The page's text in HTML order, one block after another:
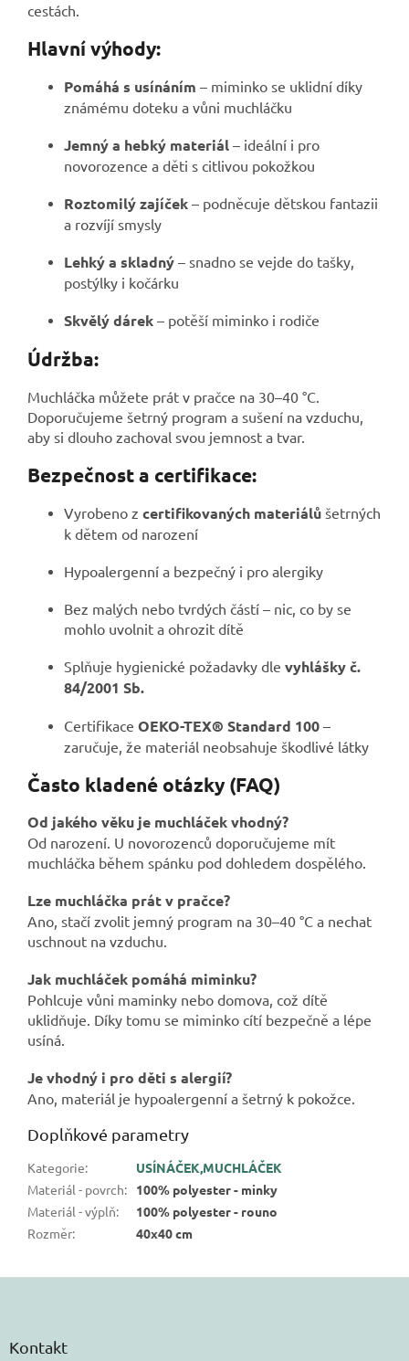
cestách.
Hlavní výhody:
Pomáhá s usínáním – miminko se uklidní díky
známému doteku a vůni muchláčku
Jemný a hebký materiál – ideální i pro
novorozence a děti s citlivou pokožkou
Roztomilý zajíček – podněcuje dětskou fantazii
a rozvíjí smysly
Lehký a skladný – snadno se vejde do tašky,
postýlky i kočárku
Skvělý dárek – potěší miminko i rodiče
Údržba:
Muchláčka můžete prát v pračce na 30–40 °C.
Doporučujeme šetrný program a sušení na vzduchu,
aby si dlouho zachoval svou jemnost a tvar.
Bezpečnost a certifikace:
Vyrobeno z certifikovaných materiálů šetrných
k dětem od narození
Hypoalergenní a bezpečný i pro alergiky
Bez malých nebo tvrdých částí – nic, co by se
mohlo uvolnit a ohrozit dítě
Splňuje hygienické požadavky dle vyhlášky č.
84/2001 Sb.
Certifikace OEKO-TEX® Standard 100 –
zaručuje, že materiál neobsahuje škodlivé látky
Často kladené otázky (FAQ)
Od jakého věku je muchláček vhodný?
Od narození. U novorozenců doporučujeme mít
muchláčka během spánku pod dohledem dospělého.
Lze muchláčka prát v pračce?
Ano, stačí zvolit jemný program na 30–40 °C a nechat
uschnout na vzduchu.
Jak muchláček pomáhá miminku?
Pohlcuje vůni maminky nebo domova, což dítě
uklidňuje. Díky tomu se miminko cítí bezpečně a lépe
usíná.
Je vhodný i pro děti s alergií?
Ano, materiál je hypoalergenní a šetrný k pokožce.
Doplňkové parametry
Kategorie:
USÍNÁČEK,MUCHLÁČEK
Materiál - povrch:
100% polyester - minky
Materiál - výplň:
100% polyester - rouno
Rozměr: 40x40 cm
Kontakt